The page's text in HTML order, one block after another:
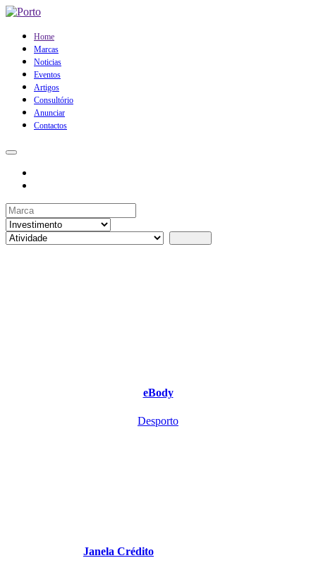
Home
Marcas
Noticias
Eventos
Artigos
Consultório
Anunciar
Contactos
eBody
Desporto
Janela Crédito